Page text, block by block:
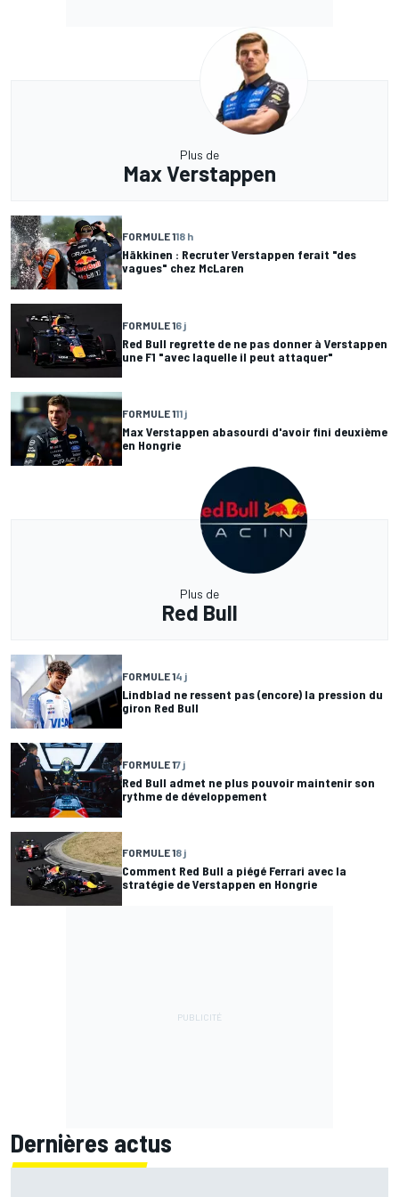
Plus de
Max Verstappen
FORMULE 118 h
Häkkinen : Recruter Verstappen ferait "des
vagues" chez McLaren
FORMULE 16 j
Red Bull regrette de ne pas donner à Verstappen
une F1 "avec laquelle il peut attaquer"
FORMULE 111 j
Max Verstappen abasourdi d'avoir fini deuxième
en Hongrie
Plus de
Red Bull
FORMULE 14 j
Lindblad ne ressent pas (encore) la pression du
giron Red Bull
FORMULE 17 j
Red Bull admet ne plus pouvoir maintenir son
rythme de développement
FORMULE 18 j
Comment Red Bull a piégé Ferrari avec la
stratégie de Verstappen en Hongrie
Dernières actus